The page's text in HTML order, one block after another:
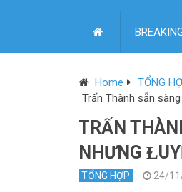
Home
TỔNG
Trấn Thành sẵn sàng
TRẤN
NHƯNG
TỔNG HỢP 24/